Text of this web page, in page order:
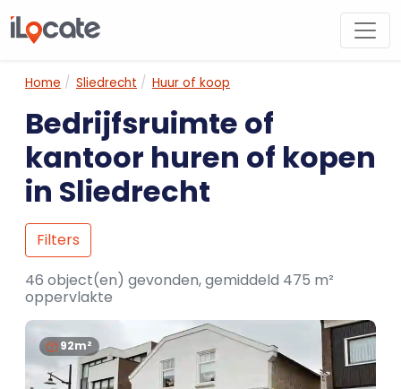
Home Sliedrecht Huur of koop
Bedrijfsruimte of
kantoor huren of kopen
in Sliedrecht
Filters
46 object(en) gevonden, gemiddeld 475 m²
oppervlakte
92m²